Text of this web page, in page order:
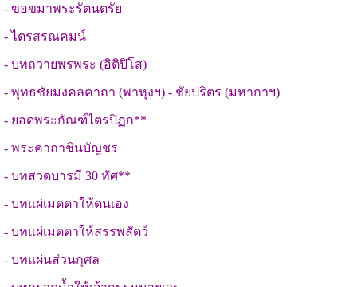
- ขอขมาพระรัตนตรัย
- ไตรสรณคมน์
- บทถวายพรพระ (อิติปิโส)
- พุทธชัยมงคลคาถา (พาหุงฯ) - ชัยปริตร (มหากาฯ)
- ยอดพระกัณฑ์ไตรปิฏก**
- พระคาถาชินบัญชร
- บทสวดบารมี 30 ทัศ**
- บทแผ่เมตตาให้ตนเอง
- บทแผ่เมตตาให้สรรพสัตว์
- บทแผ่นส่วนกุศล